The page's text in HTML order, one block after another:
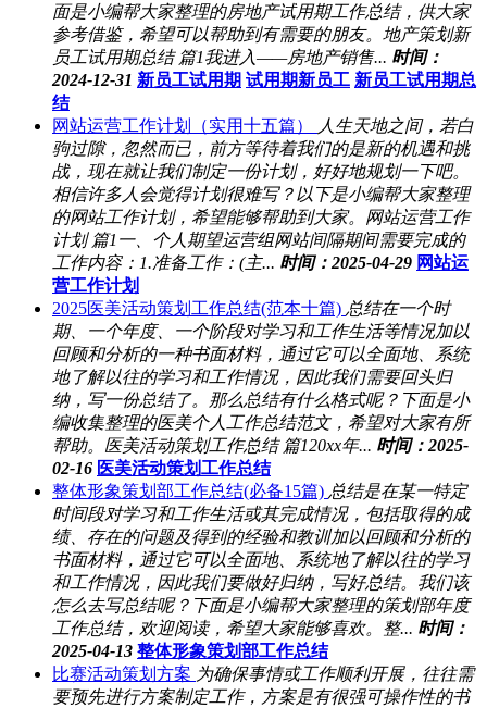
面是小编帮大家整理的房地产试用期工作总结，供大家
参考借鉴，希望可以帮助到有需要的朋友。地产策划新
员工试用期总结 篇1我进入——房地产销售... 时间：
2024-12-31 新员工试用期 试用期新员工 新员工试用期总
结
网站运营工作计划（实用十五篇）
人生天地之间，若白
驹过隙，忽然而已，前方等待着我们的是新的机遇和挑
战，现在就让我们制定一份计划，好好地规划一下吧。
相信许多人会觉得计划很难写？以下是小编帮大家整理
的网站工作计划，希望能够帮助到大家。网站运营工作
计划 篇1一、个人期望运营组网站间隔期间需要完成的
工作内容：1.准备工作：(主... 时间：2025-04-29 网站运
营工作计划
2025医美活动策划工作总结(范本十篇) 总结在一个时
期、一个年度、一个阶段对学习和工作生活等情况加以
回顾和分析的一种书面材料，通过它可以全面地、系统
地了解以往的学习和工作情况，因此我们需要回头归
纳，写一份总结了。那么总结有什么格式呢？下面是小
编收集整理的医美个人工作总结范文，希望对大家有所
帮助。医美活动策划工作总结 篇120xx年... 时间：2025-
02-16 医美活动策划工作总结
整体形象策划部工作总结(必备15篇) 总结是在某一特定
时间段对学习和工作生活或其完成情况，包括取得的成
绩、存在的问题及得到的经验和教训加以回顾和分析的
书面材料，通过它可以全面地、系统地了解以往的学习
和工作情况，因此我们要做好归纳，写好总结。我们该
怎么去写总结呢？下面是小编帮大家整理的策划部年度
工作总结，欢迎阅读，希望大家能够喜欢。整... 时间：
2025-04-13 整体形象策划部工作总结
比赛活动策划方案 为确保事情或工作顺利开展，往往需
要预先进行方案制定工作，方案是有很强可操作性的书